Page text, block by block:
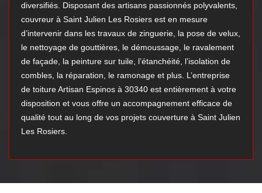
diversifiés. Disposant des artisans passionnés polyvalents,
couvreur à Saint Julien Les Rosiers est en mesure
d’intervenir dans les travaux de zinguerie, la pose de velux,
le nettoyage de gouttières, le démoussage, le ravalement
de façade, la peinture sur tuile, l’étanchéité, l’isolation de
combles, la réparation, le ramonage et plus. L’entreprise
de toiture Artisan Espinos à 30340 est entièrement à votre
disposition et vous offre un accompagnement efficace de
qualité tout au long de vos projets couverture à Saint Julien
Les Rosiers.